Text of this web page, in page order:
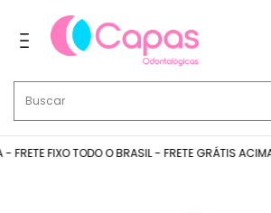
FIXO TODO O BRASIL - FRETE GRÁTIS